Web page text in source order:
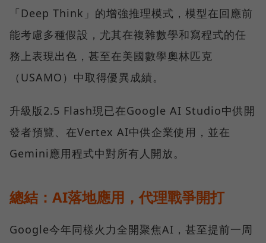
「Deep Think」的增強推理模式，模型在回應前
能考慮多種假設，尤其在複雜數學和寫程式的任
務上表現出色，甚至在美國數學奧林匹克
（USAMO）中取得優異成績。
升級版2.5 Flash現已在Google AI Studio中供開
發者預覽、在Vertex AI中供企業使用，並在
Gemini應用程式中對所有人開放。
總結：AI落地應用，代理戰爭開打
Google今年同樣火力全開聚焦AI，甚至提前一周